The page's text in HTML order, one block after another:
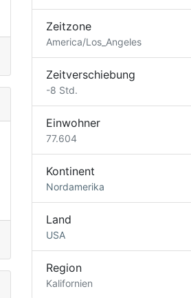
Zeitzone
America/Los_Angeles
Zeitverschiebung
-8 Std.
Einwohner
77.604
Kontinent
Nordamerika
Land
USA
Region
Kalifornien